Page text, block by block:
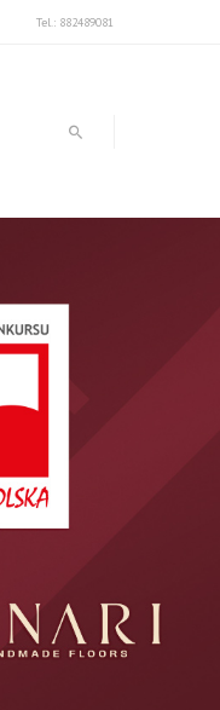
Tel.: 882489081